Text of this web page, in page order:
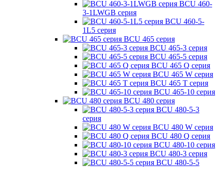
BCU 460-
3-1LWGB серия
BCU 460-5-
1L5 серия
BCU 465 серия
BCU 465-3 серия
BCU 465-5 серия
BCU 465 Q серия
BCU 465 W серия
BCU 465 T серия
BCU 465-10 серия
BCU 480 серия
BCU 480-5-3
серия
BCU 480 W серия
BCU 480 Q серия
BCU 480-10 серия
BCU 480-3 серия
BCU 480-5-5